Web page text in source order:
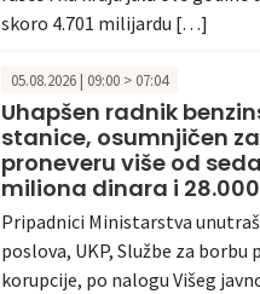
skoro 4.701 milijardu […]
05.08.2026 | 09:00 > 07:04
Uhapšen radnik
stanice, osumnjičen za
proneveru više od
miliona dinara i
Pripadnici Ministarstva
poslova, UKP, Službe za borbu
korupcije, po nalogu Višeg